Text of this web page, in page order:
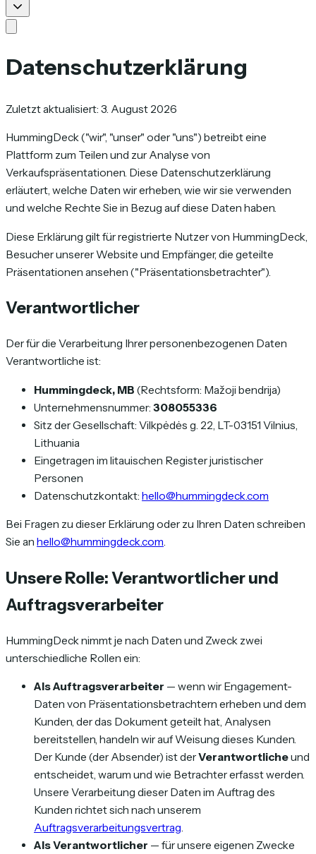
Datenschutzerklärung
Zuletzt aktualisiert: 3. August 2026
HummingDeck ("wir", "unser" oder "uns") betreibt eine
Plattform zum Teilen und zur Analyse von
Verkaufspräsentationen. Diese Datenschutzerklärung
erläutert, welche Daten wir erheben, wie wir sie verwenden
und welche Rechte Sie in Bezug auf diese Daten haben.
Diese Erklärung gilt für registrierte Nutzer von HummingDeck,
Besucher unserer Website und Empfänger, die geteilte
Präsentationen ansehen ("Präsentationsbetrachter").
Verantwortlicher
Der für die Verarbeitung Ihrer personenbezogenen Daten
Verantwortliche ist:
Hummingdeck, MB (Rechtsform: Mažoji bendrija)
Unternehmensnummer: 308055336
Sitz der Gesellschaft: Vilkpėdės g. 22, LT-03151 Vilnius,
Lithuania
Eingetragen im litauischen Register juristischer
Personen
Datenschutzkontakt: hello@hummingdeck.com
Bei Fragen zu dieser Erklärung oder zu Ihren Daten schreiben
Sie an hello@hummingdeck.com.
Unsere Rolle: Verantwortlicher und
Auftragsverarbeiter
HummingDeck nimmt je nach Daten und Zweck zwei
unterschiedliche Rollen ein:
Als Auftragsverarbeiter — wenn wir Engagement-
Daten von Präsentationsbetrachtern erheben und dem
Kunden, der das Dokument geteilt hat, Analysen
bereitstellen, handeln wir auf Weisung dieses Kunden.
Der Kunde (der Absender) ist derVerantwortlicheund
entscheidet, warum und wie Betrachter erfasst werden.
Unsere Verarbeitung dieser Daten im Auftrag des
Kunden richtet sich nach unserem
Auftragsverarbeitungsvertrag.
Als Verantwortlicher — für unsere eigenen Zwecke